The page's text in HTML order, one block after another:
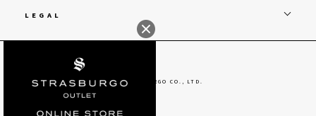
LEGAL
© STRASBURGO CO., LTD.